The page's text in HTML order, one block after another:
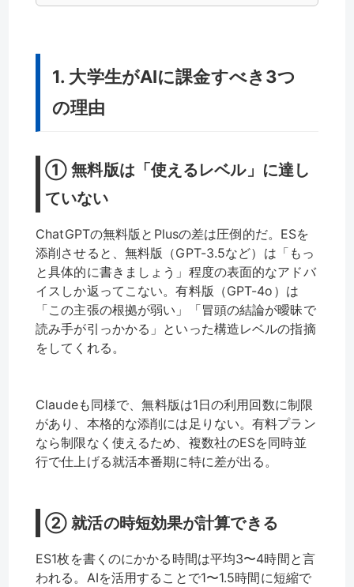
1. 大学生がAIに課金すべき3つ
の理由
① 無料版は「使えるレベル」に達し
ていない
ChatGPTの無料版とPlusの差は圧倒的だ。ESを
添削させると、無料版（GPT-3.5など）は「もっ
と具体的に書きましょう」程度の表面的なアドバ
イスしか返ってこない。有料版（GPT-4o）は
「この主張の根拠が弱い」「冒頭の結論が曖昧で
読み手が引っかかる」といった構造レベルの指摘
をしてくれる。
Claudeも同様で、無料版は1日の利用回数に制限
があり、本格的な添削には足りない。有料プラン
なら制限なく使えるため、複数社のESを同時並
行で仕上げる就活本番期に特に差が出る。
② 就活の時短効果が計算できる
ES1枚を書くのにかかる時間は平均3〜4時間と言
われる。AIを活用することで1〜1.5時間に短縮で